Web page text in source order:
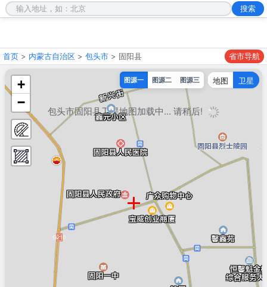
首页 > 内蒙古自治区 > 包头市 > 固阳县 省市导航
包头市固阳县卫星地图加载中... 请稍后!
+
−
图源一 图源二 图源三 地图 卫星